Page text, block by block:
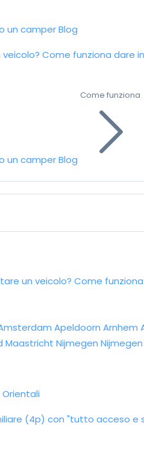
un camperBlog
Come funziona dare
un camperBlog
Come funziona
un veicolo? Come
Apeldoorn Arnhem
Maastricht Nijmegen Nijmegen
Orientali
(4p) con "tutto acceso e